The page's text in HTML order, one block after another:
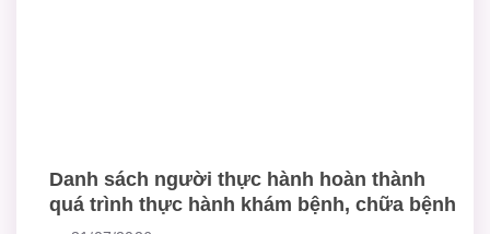
Danh sách người thực hành hoàn thành
quá trình thực hành khám bệnh, chữa bệnh